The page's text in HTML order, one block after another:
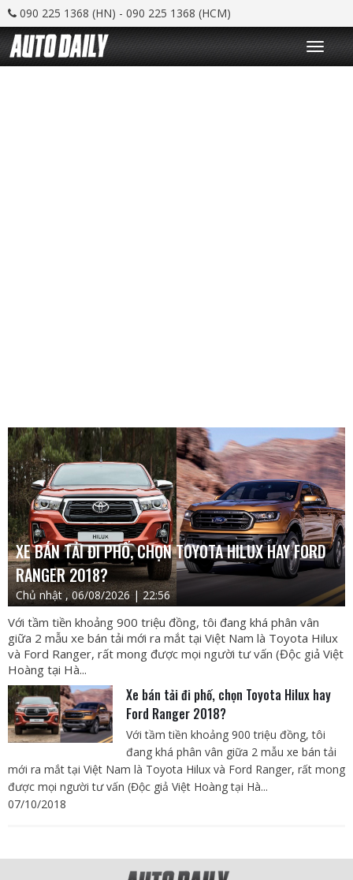
090 225 1368 (HN) - 090 225 1368 (HCM)
T
o
g
XE BÁN TẢI ĐI PHỐ, CHỌN TOYOTA HILUX HAY FORD
RANGER 2018?
Chủ nhật , 06/08/2026 | 22:56
Với tầm tiền khoảng 900 triệu đồng, tôi đang khá phân vân
giữa 2 mẫu xe bán tải mới ra mắt tại Việt Nam là Toyota Hilux
và Ford Ranger, rất mong được mọi người tư vấn (Độc giả Việt
Hoàng tại Hà...
Xe bán tải đi phố, chọn Toyota Hilux hay
Ford Ranger 2018?
Với tầm tiền khoảng 900 triệu đồng, tôi
đang khá phân vân giữa 2 mẫu xe bán tải
mới ra mắt tại Việt Nam là Toyota Hilux và Ford Ranger, rất mong
được mọi người tư vấn (Độc giả Việt Hoàng tại Hà...
07/10/2018